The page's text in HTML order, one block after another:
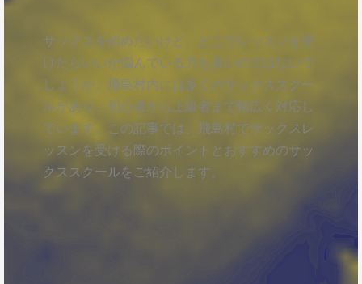
サックスを始めたいけど、どこでレッスンを受
けたらいいか悩んでいる方も多いのではないで
しょうか。飛島村内には多くのサックススクー
ルがあり、初心者から上級者まで幅広く対応し
ています。この記事では、飛島村でサックスレ
ッスンを受ける際のポイントとおすすめのサッ
クススクールをご紹介します。